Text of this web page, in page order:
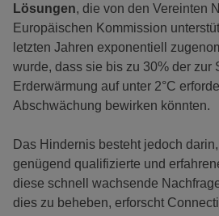
Lösungen, die von den Vereinten
Europäischen Kommission
letzten Jahren exponentiell
wurde, dass sie bis zu 30% der zur
Erderwärmung auf unter 2°C
Abschwächung bewirken könnten.
Das Hindernis besteht jedoch
genügend qualifizierte und
diese schnell wachsende
dies zu beheben, erforscht